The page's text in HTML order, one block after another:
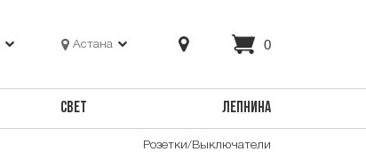
Астана 0
СВЕТ ЛЕПНИНА
Розетки/Выключатели